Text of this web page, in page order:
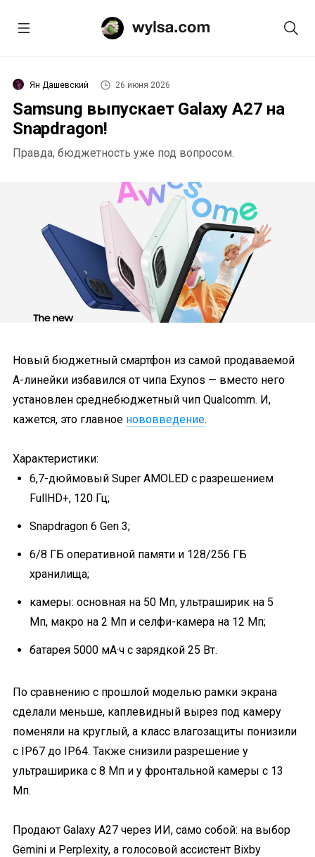
Ян Дашевский 26 июня 2026
Samsung выпускает Galaxy A27 на
Snapdragon!
Правда, бюджетность уже под вопросом.
Новый бюджетный смартфон из самой продаваемой
A-линейки избавился от чипа Exynos — вместо него
установлен среднебюджетный чип Qualcomm. И,
кажется, это главное нововведение.
Характеристики:
6,7-дюймовый Super AMOLED с разрешением
FullHD+, 120 Гц;
Snapdragon 6 Gen 3;
6/8 ГБ оперативной памяти и 128/256 ГБ
хранилища;
камеры: основная на 50 Мп, ультраширик на 5
Мп, макро на 2 Мп и селфи-камера на 12 Мп;
батарея 5000 мА·ч с зарядкой 25 Вт.
По сравнению с прошлой моделью рамки экрана
сделали меньше, каплевидный вырез под камеру
поменяли на круглый, а класс влагозащиты понизили
с IP67 до IP64. Также снизили разрешение у
ультраширика с 8 Мп и у фронтальной камеры с 13
Мп.
Продают Galaxy A27 через ИИ, само собой: на выбор
Gemini и Perplexity, а голосовой ассистент Bixby